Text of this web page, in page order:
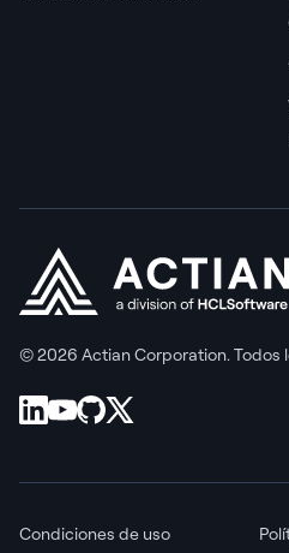
© 2026 Actian Corporation. Todos
Condiciones de uso